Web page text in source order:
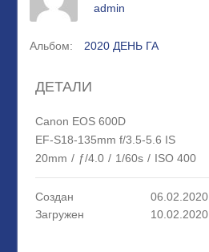
admin
Альбом: 2020 ДЕНЬ ГА
ДЕТАЛИ
Canon EOS 600D
EF-S18-135mm f/3.5-5.6 IS
20mm / ƒ/4.0 / 1/60s / ISO 400
Создан
06.02.2020
Загружен
10.02.2020